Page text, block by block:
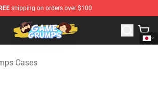
shipping on orders over $100
Shop - Official Game Grumps
Cases